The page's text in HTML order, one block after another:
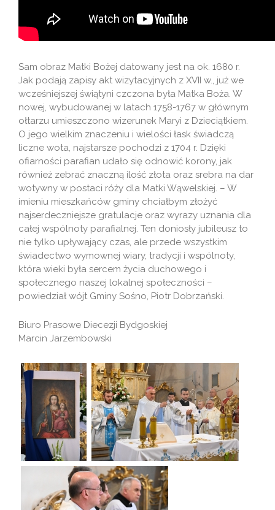
Sam obraz Matki Bożej datowany jest na ok. 1680 r.
Jak podają zapisy akt wizytacyjnych z XVII w., już we
wcześniejszej świątyni czczona była Matka Boża. W
nowej, wybudowanej w latach 1758-1767 w głównym
ołtarzu umieszczono wizerunek Maryi z Dzieciątkiem.
O jego wielkim znaczeniu i wielości łask świadczą
liczne wota, najstarsze pochodzi z 1704 r. Dzięki
ofiarności parafian udało się odnowić korony, jak
również zebrać znaczną ilość złota oraz srebra na dar
wotywny w postaci róży dla Matki Wąwelskiej. – W
imieniu mieszkańców gminy chciałbym złożyć
najserdeczniejsze gratulacje oraz wyrazy uznania dla
całej wspólnoty parafialnej. Ten doniosły jubileusz to
nie tylko upływający czas, ale przede wszystkim
świadectwo wymownej wiary, tradycji i wspólnoty,
która wieki była sercem życia duchowego i
społecznego naszej lokalnej społeczności –
powiedział wójt Gminy Sośno, Piotr Dobrzański.
Biuro Prasowe Diecezji Bydgoskiej
Marcin Jarzembowski